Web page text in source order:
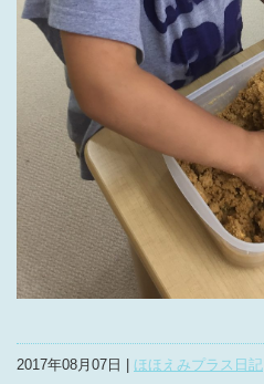
2017年08月07日 | ほほえみプラス日記